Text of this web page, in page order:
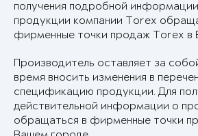
получения подробной
продукции компании Torex
фирменные точки продаж Torex в
Производитель оставляет за
время вносить изменения в
спецификацию продукции. Для
действительной информации о
обращаться в фирменные точки